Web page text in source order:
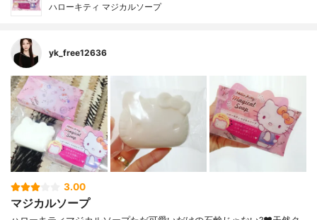
ハローキティ マジカルソープ
yk_free12636
3.00
マジカルソープ